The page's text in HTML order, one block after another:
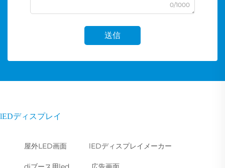
0/1000
送信
lEDディスプレイ
屋外LED画面 lEDディスプレイメーカー